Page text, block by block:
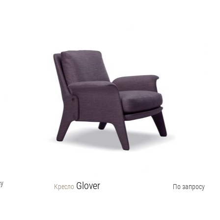
Кресло Glover По запросу